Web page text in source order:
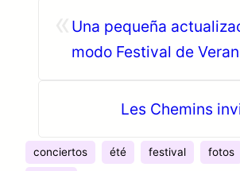
Una pequeña
modo Festival de
Les Chemins
conciertos été festival fotos